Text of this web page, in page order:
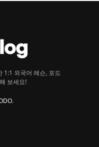
1:1 외국어 레슨, 포도
보세요!
.